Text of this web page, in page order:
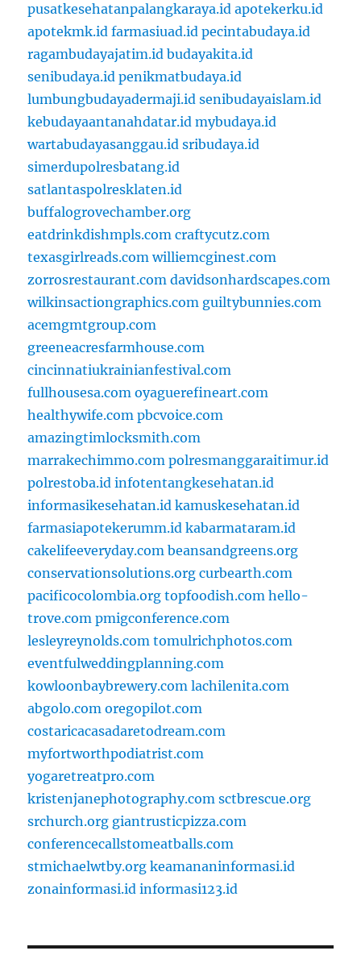
pusatkesehatanpalangkaraya.id apotekerku.id
apotekmk.id farmasiuad.id pecintabudaya.id
ragambudayajatim.id budayakita.id
senibudaya.id penikmatbudaya.id
lumbungbudayadermaji.id senibudayaislam.id
kebudayaantanahdatar.id mybudaya.id
wartabudayasanggau.id sribudaya.id
simerdupolresbatang.id
satlantaspolresklaten.id
buffalogrovechamber.org
eatdrinkdishmpls.com craftycutz.com
texasgirlreads.com williemcginest.com
zorrosrestaurant.com davidsonhardscapes.com
wilkinsactiongraphics.com guiltybunnies.com
acemgmtgroup.com
greeneacresfarmhouse.com
cincinnatiukrainianfestival.com
fullhousesa.com oyaguerefineart.com
healthywife.com pbcvoice.com
amazingtimlocksmith.com
marrakechimmo.com polresmanggaraitimur.id
polrestoba.id infotentangkesehatan.id
informasikesehatan.id kamuskesehatan.id
farmasiapotekerumm.id kabarmataram.id
cakelifeeveryday.com beansandgreens.org
conservationsolutions.org curbearth.com
pacificocolombia.org topfoodish.com hello-
trove.com pmigconference.com
lesleyreynolds.com tomulrichphotos.com
eventfulweddingplanning.com
kowloonbaybrewery.com lachilenita.com
abgolo.com oregopilot.com
costaricacasadaretodream.com
myfortworthpodiatrist.com
yogaretreatpro.com
kristenjanephotography.com sctbrescue.org
srchurch.org giantrusticpizza.com
conferencecallstomeatballs.com
stmichaelwtby.org keamananinformasi.id
zonainformasi.id informasi123.id